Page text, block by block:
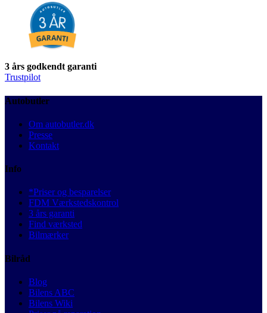
3 års godkendt garanti
Trustpilot
Autobutler
Om autobutler.dk
Presse
Kontakt
Info
*Priser og besparelser
FDM Værkstedskontrol
3 års garanti
Find værksted
Bilmærker
Bilråd
Blog
Bilens ABC
Bilens Wiki